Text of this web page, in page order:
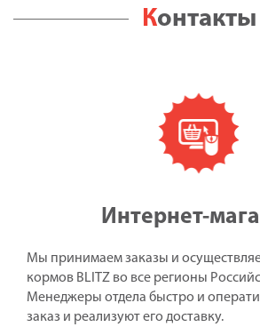
Контакты
Интернет-
Мы принимаем заказы и
кормов BLITZ во все регионы
Менеджеры отдела быстро и
заказ и реализуют его доставку.